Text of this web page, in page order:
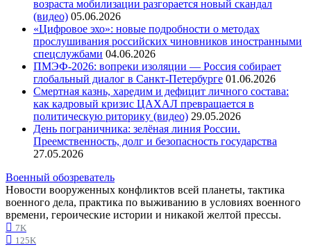
возраста мобилизации разгорается новый скандал
(видео) 05.06.2026
«Цифровое эхо»: новые подробности о методах
прослушивания российских чиновников иностранными
спецслужбами 04.06.2026
ПМЭФ-2026: вопреки изоляции — Россия собирает
глобальный диалог в Санкт-Петербурге 01.06.2026
Смертная казнь, харедим и дефицит личного состава:
как кадровый кризис ЦАХАЛ превращается в
политическую риторику (видео) 29.05.2026
День пограничника: зелёная линия России.
Преемственность, долг и безопасность государства
27.05.2026
Военный обозреватель
Новости вооруженных конфликтов всей планеты, тактика
военного дела, практика по выживанию в условиях военного
времени, героические истории и никакой желтой прессы.
7K
125K